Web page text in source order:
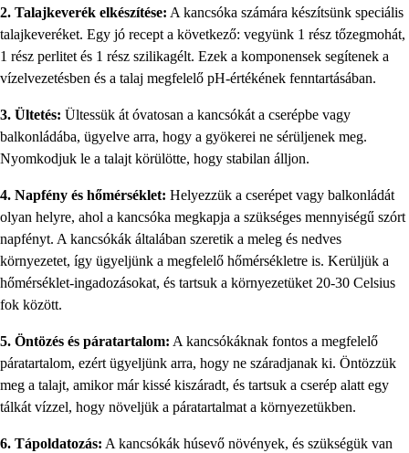
2. Talajkeverék elkészítése: A kancsóka számára készítsünk speciális
talajkeveréket. Egy jó recept a következő: vegyünk 1 rész tőzegmohát,
1 rész perlitet és 1 rész szilikagélt. Ezek a komponensek segítenek a
vízelvezetésben és a talaj megfelelő pH-értékének fenntartásában.
3. Ültetés: Ültessük át óvatosan a kancsókát a cserépbe vagy
balkonládába, ügyelve arra, hogy a gyökerei ne sérüljenek meg.
Nyomkodjuk le a talajt körülötte, hogy stabilan álljon.
4. Napfény és hőmérséklet: Helyezzük a cserépet vagy balkonládát
olyan helyre, ahol a kancsóka megkapja a szükséges mennyiségű szórt
napfényt. A kancsókák általában szeretik a meleg és nedves
környezetet, így ügyeljünk a megfelelő hőmérsékletre is. Kerüljük a
hőmérséklet-ingadozásokat, és tartsuk a környezetüket 20-30 Celsius
fok között.
5. Öntözés és páratartalom: A kancsókáknak fontos a megfelelő
páratartalom, ezért ügyeljünk arra, hogy ne száradjanak ki. Öntözzük
meg a talajt, amikor már kissé kiszáradt, és tartsuk a cserép alatt egy
tálkát vízzel, hogy növeljük a páratartalmat a környezetükben.
6. Tápoldatozás: A kancsókák húsevő növények, és szükségük van